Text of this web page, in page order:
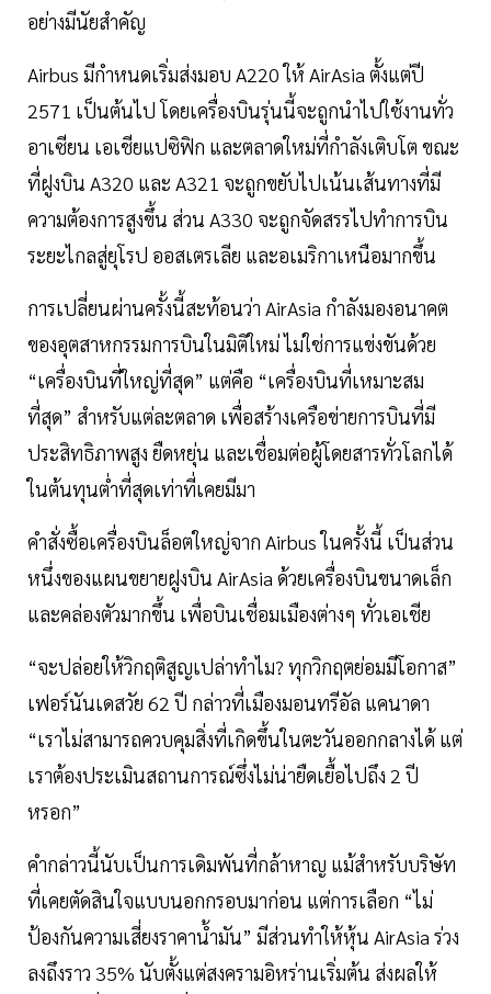
อย่างมีนัยสำคัญ
Airbus มีกำหนดเริ่มส่งมอบ A220 ให้ AirAsia ตั้งแต่ปี
2571 เป็นต้นไป โดยเครื่องบินรุ่นนี้จะถูกนำไปใช้งานทั่ว
อาเซียน เอเชียแปซิฟิก และตลาดใหม่ที่กำลังเติบโต ขณะ
ที่ฝูงบิน A320 และ A321 จะถูกขยับไปเน้นเส้นทางที่มี
ความต้องการสูงขึ้น ส่วน A330 จะถูกจัดสรรไปทำการบิน
ระยะไกลสู่ยุโรป ออสเตรเลีย และอเมริกาเหนือมากขึ้น
การเปลี่ยนผ่านครั้งนี้สะท้อนว่า AirAsia กำลังมองอนาคต
ของอุตสาหกรรมการบินในมิติใหม่ ไม่ใช่การแข่งขันด้วย
“เครื่องบินที่ใหญ่ที่สุด” แต่คือ “เครื่องบินที่เหมาะสม
ที่สุด” สำหรับแต่ละตลาด เพื่อสร้างเครือข่ายการบินที่มี
ประสิทธิภาพสูง ยืดหยุ่น และเชื่อมต่อผู้โดยสารทั่วโลกได้
ในต้นทุนต่ำที่สุดเท่าที่เคยมีมา
คำสั่งซื้อเครื่องบินล็อตใหญ่จาก Airbus ในครั้งนี้ เป็นส่วน
หนึ่งของแผนขยายฝูงบิน AirAsia ด้วยเครื่องบินขนาดเล็ก
และคล่องตัวมากขึ้น เพื่อบินเชื่อมเมืองต่างๆ ทั่วเอเชีย
“จะปล่อยให้วิกฤติสูญเปล่าทำไม? ทุกวิกฤตย่อมมีโอกาส”
เฟอร์นันเดสวัย 62 ปี กล่าวที่เมืองมอนทรีอัล แคนาดา
“เราไม่สามารถควบคุมสิ่งที่เกิดขึ้นในตะวันออกกลางได้ แต่
เราต้องประเมินสถานการณ์ซึ่งไม่น่ายืดเยื้อไปถึง 2 ปี
หรอก”
คำกล่าวนี้นับเป็นการเดิมพันที่กล้าหาญ แม้สำหรับบริษัท
ที่เคยตัดสินใจแบบนอกกรอบมาก่อน แต่การเลือก “ไม่
ป้องกันความเสี่ยงราคาน้ำมัน” มีส่วนทำให้หุ้น AirAsia ร่วง
ลงถึงราว 35% นับตั้งแต่สงครามอิหร่านเริ่มต้น ส่งผลให้